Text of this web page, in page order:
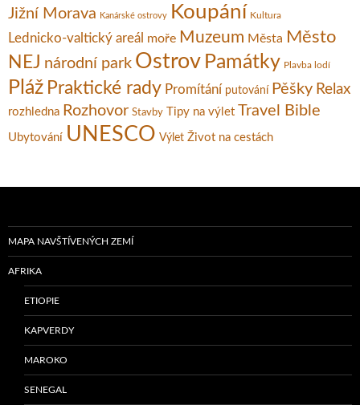
Jižní Morava Kanárské ostrovy Koupání Kultura
Lednicko-valtický areál moře Muzeum Města Město
NEJ národní park Ostrov Památky Plavba lodí
Pláž Praktické rady Promítání putování Pěšky Relax
rozhledna Rozhovor Stavby Tipy na výlet Travel Bible
Ubytování UNESCO Výlet Život na cestách
MAPA NAVŠTÍVENÝCH ZEMÍ
AFRIKA
ETIOPIE
KAPVERDY
MAROKO
SENEGAL